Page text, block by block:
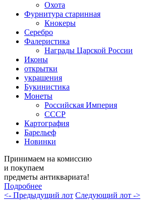
Охота
Фурнитура старинная
Кнокеры
Серебро
Фалеристика
Награды Царской России
Иконы
открытки
украшения
Букинистика
Монеты
Российская Империя
СССР
Картография
Барельеф
Новинки
Принимаем на комиссию
и покупаем
предметы антиквариата!
Подробнее
<- Предыдущий лот Следующий лот ->